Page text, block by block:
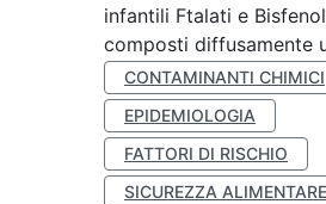
infantili Ftalati e
composti diffusamente
CONTAMINANTI CHIMICI
EPIDEMIOLOGIA
FATTORI DI RISCHIO
SICUREZZA ALIMENTARE